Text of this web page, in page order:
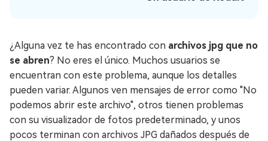
¿Alguna vez te has encontrado con archivos jpg que no
se abren? No eres el único. Muchos usuarios se
encuentran con este problema, aunque los detalles
pueden variar. Algunos ven mensajes de error como "No
podemos abrir este archivo", otros tienen problemas
con su visualizador de fotos predeterminado, y unos
pocos terminan con archivos JPG dañados después de